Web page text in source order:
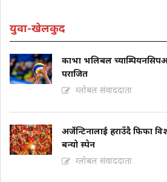
युवा-खेलकुद
काभा भलिबल
पराजित
ग्लोबल संवाददाता
अर्जेन्टिनालाई हराउँदै फिफा
बन्यो स्पेन
ग्लोबल संवाददाता